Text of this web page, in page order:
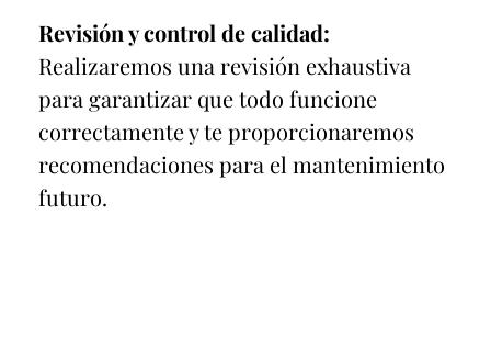
Revisión y control de calidad:
Realizaremos una revisión exhaustiva
para garantizar que todo funcione
correctamente y te proporcionaremos
recomendaciones para el mantenimiento
futuro.